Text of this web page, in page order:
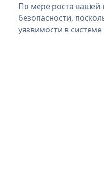
По мере роста вашей
безопасности,
уязвимости в